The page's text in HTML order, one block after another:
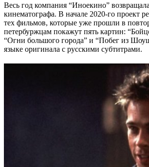
Весь год компания “Иноекино”
кинематографа. В начале 2020-го проект
тех фильмов, которые уже прошли в
петербуржцам покажут пять картин:
“Огни большого города” и “Побег из
языке оригинала с русскими субтитрами.